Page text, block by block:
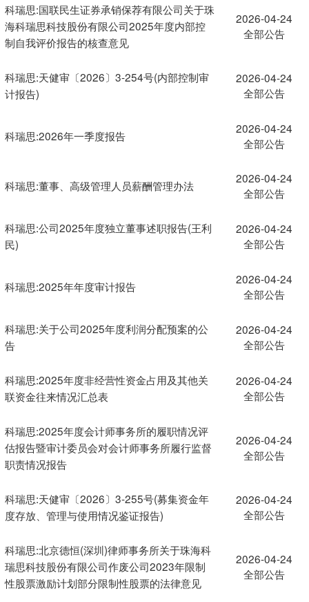
科瑞思:国联民生证券承销保荐有限公司关于珠
海科瑞思科技股份有限公司2025年度内部控
制自我评价报告的核查意见
2026-04-24
全部公告
科瑞思:天健审〔2026〕3-254号(内部控制审
计报告)
2026-04-24
全部公告
科瑞思:2026年一季度报告
2026-04-24
全部公告
科瑞思:董事、高级管理人员薪酬管理办法
2026-04-24
全部公告
科瑞思:公司2025年度独立董事述职报告(王利
民)
2026-04-24
全部公告
科瑞思:2025年年度审计报告
2026-04-24
全部公告
科瑞思:关于公司2025年度利润分配预案的公
告
2026-04-24
全部公告
科瑞思:2025年度非经营性资金占用及其他关
联资金往来情况汇总表
2026-04-24
全部公告
科瑞思:2025年度会计师事务所的履职情况评
估报告暨审计委员会对会计师事务所履行监督
职责情况报告
2026-04-24
全部公告
科瑞思:天健审〔2026〕3-255号(募集资金年
度存放、管理与使用情况鉴证报告)
2026-04-24
全部公告
科瑞思:北京德恒(深圳)律师事务所关于珠海科
瑞思科技股份有限公司作废公司2023年限制
性股票激励计划部分限制性股票的法律意见
2026-04-24
全部公告